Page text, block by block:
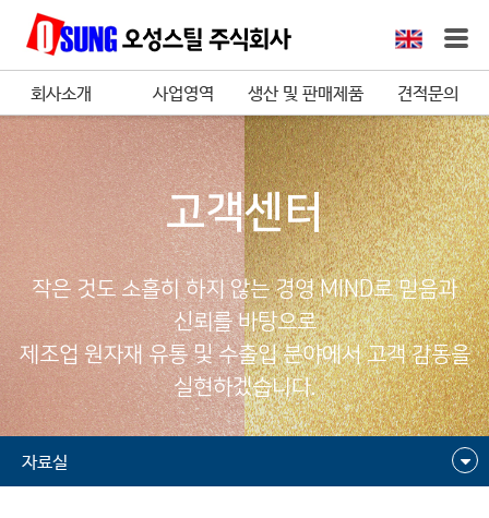
회사소개 사업영역 생산 및 판매제품 견적문의
고객센터
작은 것도 소홀히 하지 않는 경영 MIND로 믿음과
신뢰를 바탕으로
제조업 원자재 유통 및 수출입 분야에서 고객 감동을
실현하겠습니다.
자료실